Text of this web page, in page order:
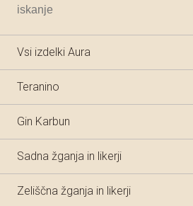
Vsi izdelki Aura
Teranino
Gin Karbun
Sadna žganja in likerji
Zeliščna žganja in likerji